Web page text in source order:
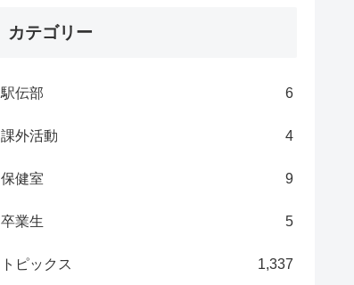
カテゴリー
駅伝部 6
課外活動 4
保健室 9
卒業生 5
トピックス 1,337